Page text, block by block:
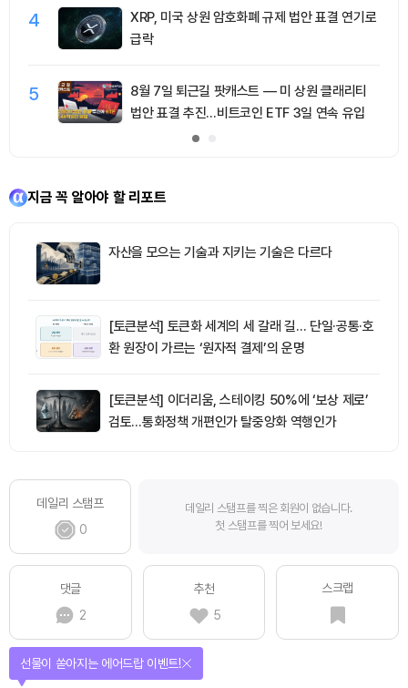
4
XRP, 미국 상원 암호화폐 규제 법안 표결 연기로
급락
5
8월 7일 퇴근길 팟캐스트 — 미 상원 클래리티
법안 표결 추진…비트코인 ETF 3일 연속 유입
지금 꼭 알아야 할 리포트
자산을 모으는 기술과 지키는 기술은 다르다
[토큰분석] 토큰화 세계의 세 갈래 길… 단일·공통·호
환 원장이 가르는 ‘원자적 결제’의 운명
[토큰분석] 이더리움, 스테이킹 50%에 ‘보상 제로’
검토…통화정책 개편인가 탈중앙화 역행인가
데일리 스탬프
0
데일리 스탬프를 찍은 회원이 없습니다.
첫 스탬프를 찍어 보세요!
댓글
2
추천
5
스크랩
선물이 쏟아지는 에어드랍 이벤트!